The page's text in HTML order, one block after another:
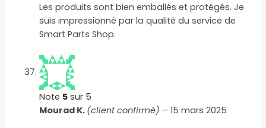
Les produits sont bien emballés et protégés. Je
suis impressionné par la qualité du service de
Smart Parts Shop.
Note 5 sur 5
Mourad K. (client confirmé) – 15 mars 2025